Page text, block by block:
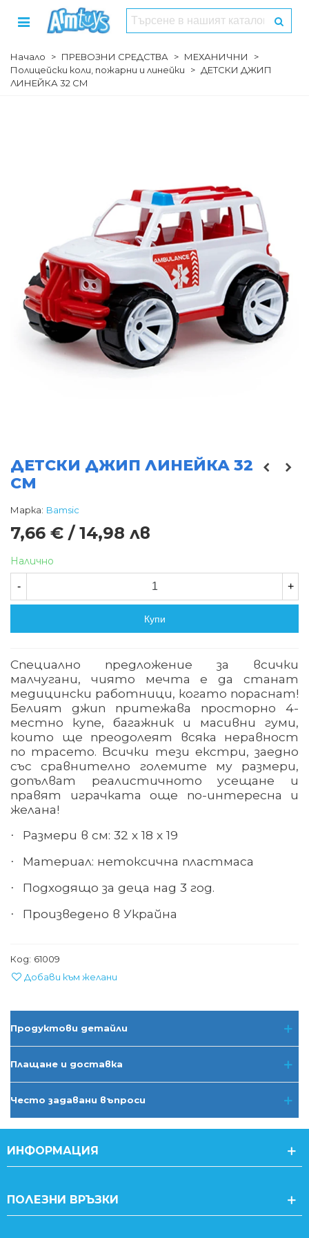
Начало > ПРЕВОЗНИ СРЕДСТВА > МЕХАНИЧНИ
>
Полицейски коли, пожарни и линейки
> ДЕТСКИ ДЖИП
ЛИНЕЙКА 32 СМ
ДЕТСКИ ДЖИП ЛИНЕЙКА 32
СМ
Марка: Bamsic
7,66 € / 14,98 лв
Налично
- +
Купи
Специално предложение за всички
малчугани, чиято мечта е да станат
медицински работници, когато пораснат!
Белият джип притежава просторно 4-
местно купе, багажник и масивни гуми,
които ще преодолеят всяка неравност
по трасето. Всички тези екстри, заедно
със сравнително големите му размери,
допълват реалистичното усещане и
правят играчката още по-интересна и
желана!
· Размери в см: 32 х 18 х 19
· Материал: нетоксична пластмаса
· Подходящо за деца над 3 год.
· Произведено в Украйна
Код: 61009
Добави към желани
Продуктови детайли
Плащане и доставка
Често задавани въпроси
ИНФОРМАЦИЯ
ПОЛЕЗНИ ВРЪЗКИ